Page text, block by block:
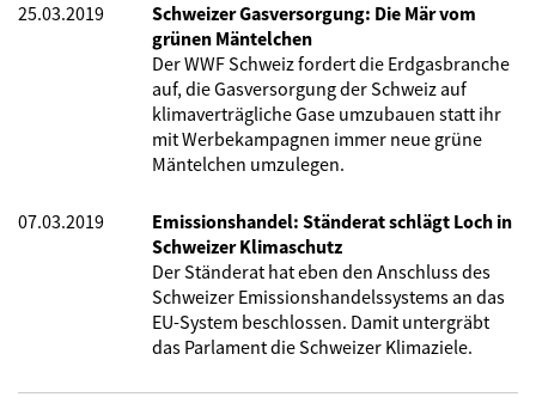
25.03.2019
Schweizer Gasversorgung: Die Mär vom
grünen Mäntelchen
Der WWF Schweiz fordert die Erdgasbranche
auf, die Gasversorgung der Schweiz auf
klimaverträgliche Gase umzubauen statt ihr
mit Werbekampagnen immer neue grüne
Mäntelchen umzulegen.
07.03.2019
Emissionshandel: Ständerat schlägt Loch in
Schweizer Klimaschutz
Der Ständerat hat eben den Anschluss des
Schweizer Emissionshandelssystems an das
EU-System beschlossen. Damit untergräbt
das Parlament die Schweizer Klimaziele.